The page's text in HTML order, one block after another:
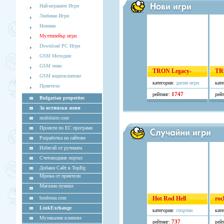
Най-играните Игри
Любими Игри
Новини
Мултипейър игри
Download PC Игри
GSM Мелодии
GSM теми
GSM видеоклипове
Приятели
Bulgarian properties
За истински жени
mobilnite.com
Проекти по ЕС програми
Разработка на сайтове
Избягай от рутината
Счетоводния портал
Добави Сайт в TopBg
Мрежа от приятели
Магазин пумпал
bonbona.com
LinkExchange
Музикални клипове
TRON Legacy-
DEMO
категория: дисни игри
рейтинг: 1747
Hot Rod Hell
категория: спортни
рейтинг: 737